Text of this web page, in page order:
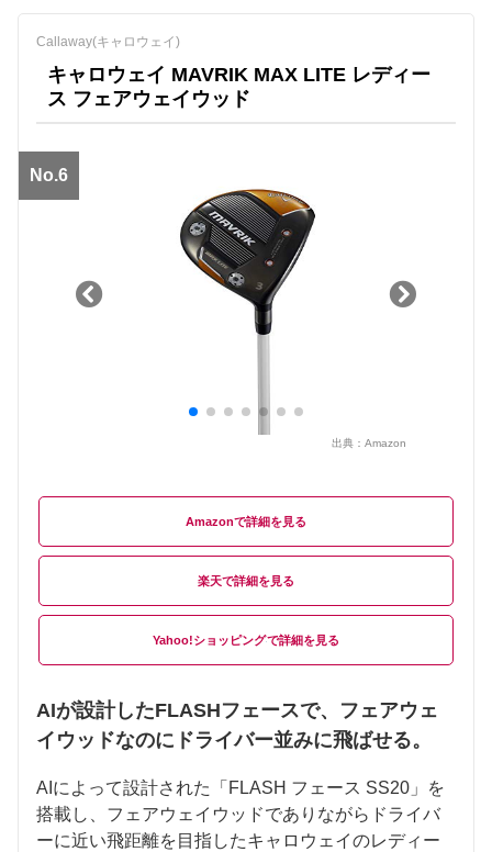
Callaway(キャロウェイ)
キャロウェイ MAVRIK MAX LITE レディー
ス フェアウェイウッド
No.6
出典： Amazon
Amazon
楽天
Yahoo!ショッピング
AIが設計したFLASHフェースで、フェアウェ
イウッドなのにドライバー並みに飛ばせる。
AIによって設計された「FLASH フェース SS20」を
搭載し、フェアウェイウッドでありながらドライバ
ーに近い飛距離を目指したキャロウェイのレディー